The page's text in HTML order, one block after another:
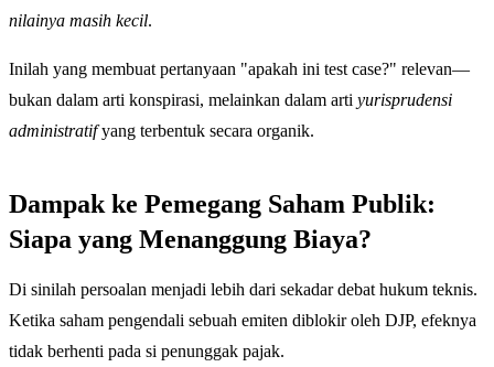
nilainya masih kecil.
Inilah yang membuat pertanyaan "apakah ini test case?" relevan—
bukan dalam arti konspirasi, melainkan dalam arti yurisprudensi
administratifyang terbentuk secara organik.
Dampak ke Pemegang Saham Publik:
Siapa yang Menanggung Biaya?
Di sinilah persoalan menjadi lebih dari sekadar debat hukum teknis.
Ketika saham pengendali sebuah emiten diblokir oleh DJP, efeknya
tidak berhenti pada si penunggak pajak.